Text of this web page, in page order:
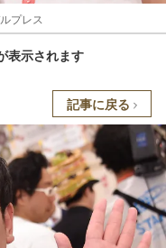
プレス
表示されます
記事に戻る